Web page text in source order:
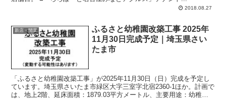
2018.08.27
新店・開業
ふるさと幼稚園改築工事 2025年
11月30日完成予定｜埼玉県さい
たま市
「ふるさと幼稚園改築工事」が2025年11月30日（日）完成を予定し
ています。埼玉県さいたま市緑区大字三室字北宿2360-1ほか。計画で
は、地上2階、延床面積：1879.03平方メートル、主要用途：幼稚